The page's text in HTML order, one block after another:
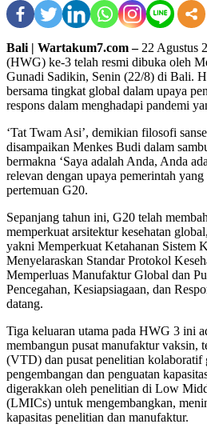
Bali | Wartakum7.com –22 Agustus
(HWG) ke-3 telah resmi dibuka oleh
Gunadi Sadikin, Senin (22/8) di Bali.
bersama tingkat global dalam upaya
respons dalam menghadapi pandemi
‘Tat Twam Asi’, demikian filosofi
disampaikan Menkes Budi dalam
bermakna ‘Saya adalah Anda, Anda
relevan dengan upaya pemerintah
pertemuan G20.
Sepanjang tahun ini, G20 telah
memperkuat arsitektur kesehatan
yakni Memperkuat Ketahanan Sistem
Menyelaraskan Standar Protokol
Memperluas Manufaktur Global dan
Pencegahan, Kesiapsiagaan, dan
datang.
Tiga keluaran utama pada HWG 3 ini
membangun pusat manufaktur vaksin,
(VTD) dan pusat penelitian kolaboratif
pengembangan dan penguatan
digerakkan oleh penelitian di Low
(LMICs) untuk mengembangkan,
kapasitas penelitian dan manufaktur.